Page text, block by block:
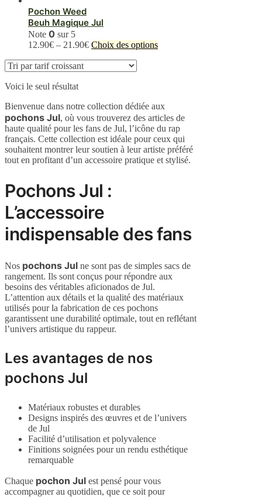
Pochon Weed
Beuh Magique Jul
Note 0 sur 5
12.90€ – 21.90€ Choix des optionsCe
options
peuvent
être
choisies
sur
la
Voici le seul résultat
Bienvenue dans notre collection dédiée aux
pochons Jul, où vous trouverez des articles de
haute qualité pour les fans de Jul, l’icône du rap
français. Cette collection est idéale pour ceux qui
souhaitent montrer leur soutien à leur artiste préféré
tout en profitant d’un accessoire pratique et stylisé.
Pochons Jul :
L’accessoire
indispensable des fans
Nos pochons Jul ne sont pas de simples sacs de
rangement. Ils sont conçus pour répondre aux
besoins des véritables aficionados de Jul.
L’attention aux détails et la qualité des matériaux
utilisés pour la fabrication de ces pochons
garantissent une durabilité optimale, tout en reflétant
l’univers artistique du rappeur.
Les avantages de nos
pochons Jul
Matériaux robustes et durables
Designs inspirés des œuvres et de l’univers
de Jul
Facilité d’utilisation et polyvalence
Finitions soignées pour un rendu esthétique
remarquable
Chaque pochon Jul est pensé pour vous
accompagner au quotidien, que ce soit pour